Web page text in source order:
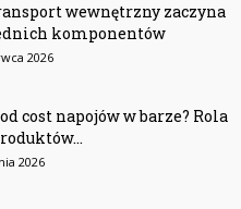
wewnętrzny zaczyna
komponentów
2026
cost napojów w barze? Rola
2026